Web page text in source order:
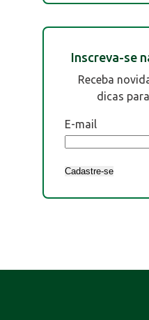
Inscreva-se
Receba
dicas
E-mail
Cadastre-se